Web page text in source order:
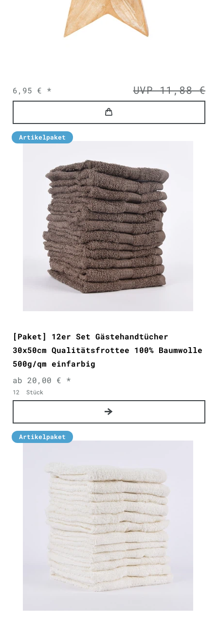
UVP 11,88 €
6,95 € *
Artikelpaket
[Paket] 12er Set Gästehandtücher
30x50cm Qualitätsfrottee 100% Baumwolle
500g/qm einfarbig
ab 20,00 € *
12 Stück
Artikelpaket